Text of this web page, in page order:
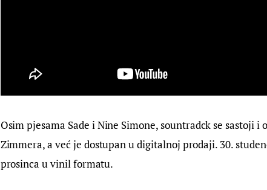
Osim pjesama Sade i Nine Simone, sountradck se sastoji i
Zimmera, a već je dostupan u digitalnoj prodaji. 30.
prosinca u vinil formatu.